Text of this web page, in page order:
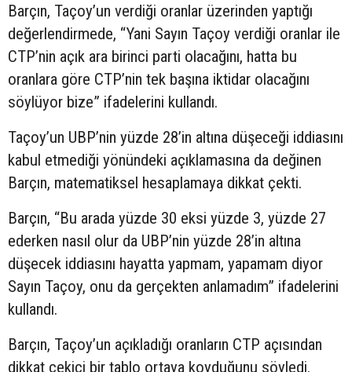
Barçın, Taçoy’un verdiği oranlar üzerinden yaptığı
değerlendirmede, “Yani Sayın Taçoy verdiği oranlar ile
CTP’nin açık ara birinci parti olacağını, hatta bu
oranlara göre CTP’nin tek başına iktidar olacağını
söylüyor bize” ifadelerini kullandı.
Taçoy’un UBP’nin yüzde 28’in altına düşeceği iddiasını
kabul etmediği yönündeki açıklamasına da değinen
Barçın, matematiksel hesaplamaya dikkat çekti.
Barçın, “Bu arada yüzde 30 eksi yüzde 3, yüzde 27
ederken nasıl olur da UBP’nin yüzde 28’in altına
düşecek iddiasını hayatta yapmam, yapamam diyor
Sayın Taçoy, onu da gerçekten anlamadım” ifadelerini
kullandı.
Barçın, Taçoy’un açıkladığı oranların CTP açısından
dikkat çekici bir tablo ortaya koyduğunu söyledi.